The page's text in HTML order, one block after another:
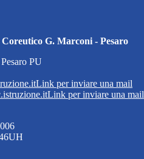
G. Marconi - Pesaro
PU
Link per inviare una mail
Link per inviare una mail